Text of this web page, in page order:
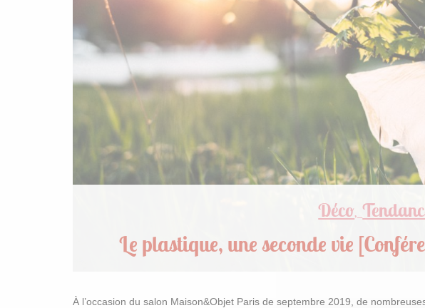
Déco,
Le plastique, une seconde vie
À l’occasion du salon Maison&Objet Paris de septembre 2019, de